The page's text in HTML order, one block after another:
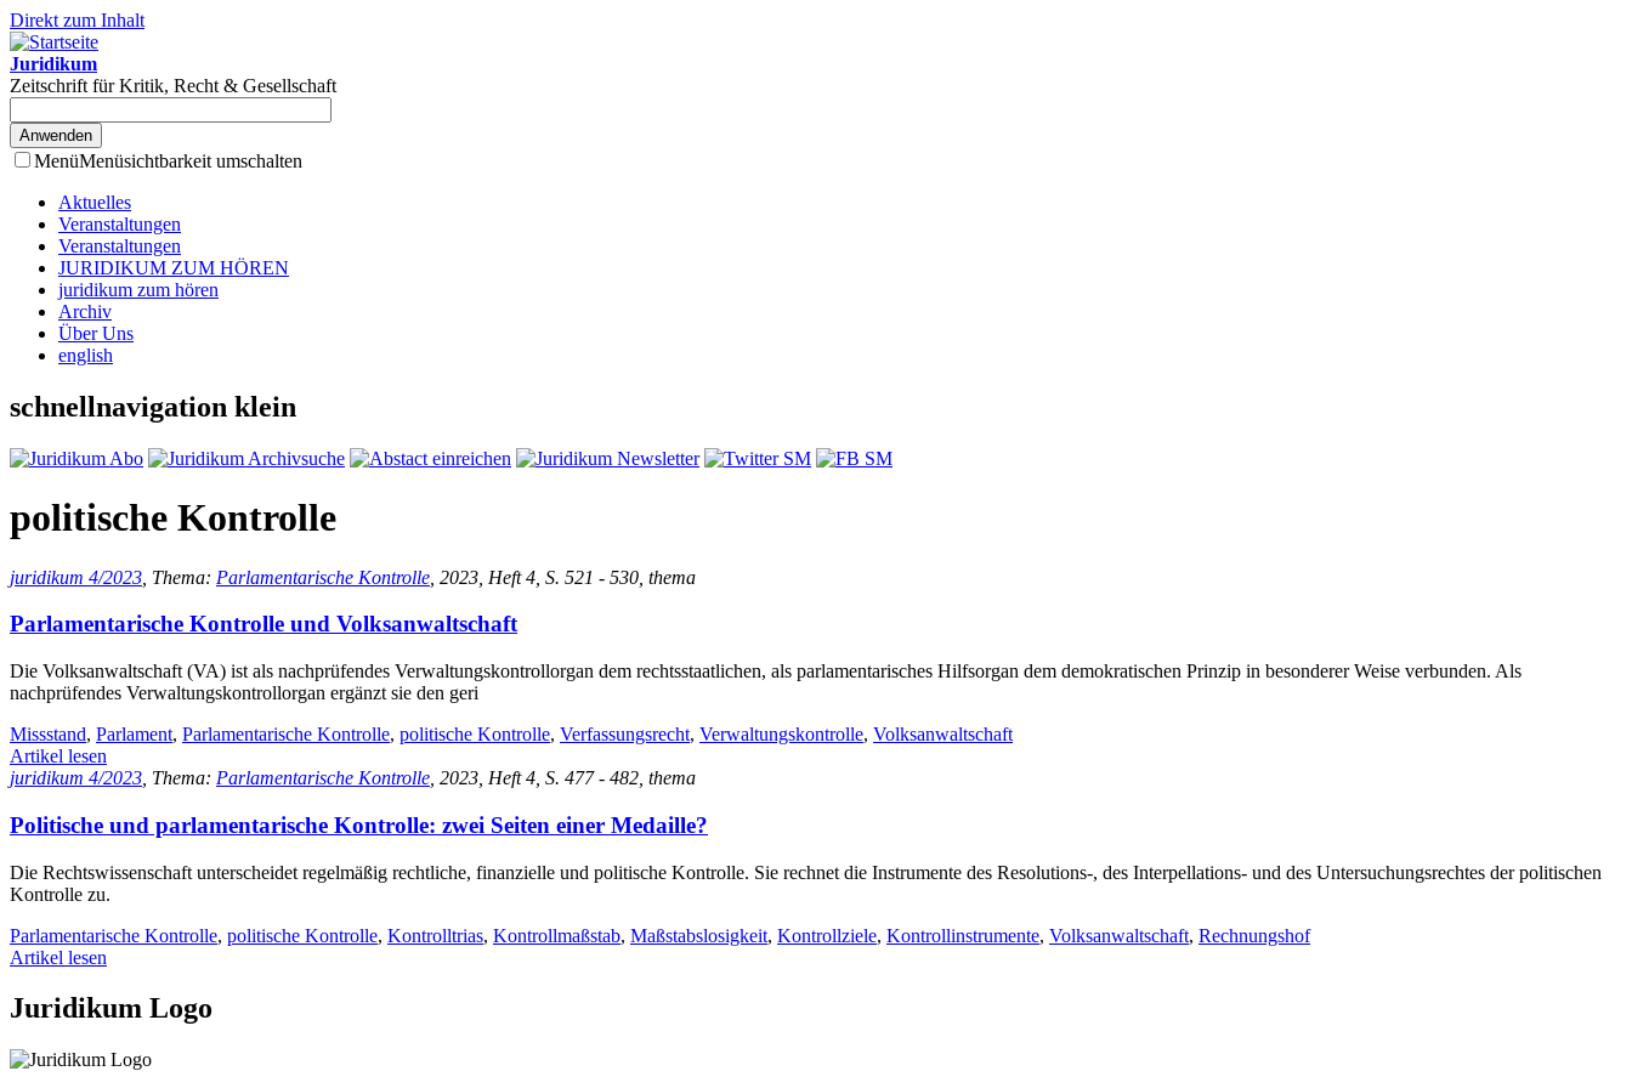
Direkt zum Inhalt
Juridikum
Zeitschrift für Kritik, Recht & Gesellschaft
MenüMenüsichtbarkeit umschalten
Aktuelles
Veranstaltungen
Veranstaltungen
JURIDIKUM ZUM HÖREN
juridikum zum hören
Archiv
Über Uns
english
schnellnavigation klein
politische Kontrolle
juridikum 4/2023 , Thema: Parlamentarische Kontrolle , 2023, Heft 4, S. 521 - 530, thema
Parlamentarische Kontrolle und Volksanwaltschaft
Die Volksanwaltschaft (VA) ist als nachprüfendes Verwaltungskontrollorgan dem rechtsstaatlichen, als parlamentarisches Hilfsorgan dem demokratischen Prinzip in besonderer Weise verbunden. Als
nachprüfendes Verwaltungskontrollorgan ergänzt sie den geri
Missstand, Parlament, Parlamentarische Kontrolle, politische Kontrolle, Verfassungsrecht, Verwaltungskontrolle, Volksanwaltschaft
Artikel lesen
juridikum 4/2023 , Thema: Parlamentarische Kontrolle , 2023, Heft 4, S. 477 - 482, thema
Politische und parlamentarische Kontrolle: zwei Seiten einer Medaille?
Die Rechtswissenschaft unterscheidet regelmäßig rechtliche, finanzielle und politische Kontrolle. Sie rechnet die Instrumente des Resolutions-, des Interpellations- und des Untersuchungsrechtes der politischen
Kontrolle zu.
Parlamentarische Kontrolle, politische Kontrolle, Kontrolltrias, Kontrollmaßstab, Maßstabslosigkeit, Kontrollziele, Kontrollinstrumente, Volksanwaltschaft, Rechnungshof
Artikel lesen
Juridikum Logo